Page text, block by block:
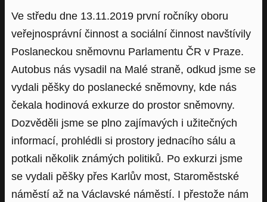
Ve středu dne 13.11.2019 první ročníky oboru
veřejnosprávní činnost a sociální činnost navštívily
Poslaneckou sněmovnu Parlamentu ČR v Praze.
Autobus nás vysadil na Malé straně, odkud jsme se
vydali pěšky do poslanecké sněmovny, kde nás
čekala hodinová exkurze do prostor sněmovny.
Dozvěděli jsme se plno zajímavých i užitečných
informací, prohlédli si prostory jednacího sálu a
potkali několik známých politiků. Po exkurzi jsme
se vydali pěšky přes Karlův most, Staroměstské
náměstí až na Václavské náměstí. I přestože nám